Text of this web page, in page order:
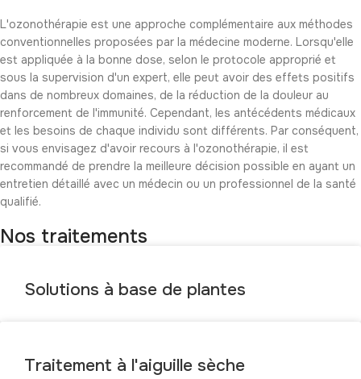
L'ozonothérapie est une approche complémentaire aux méthodes
conventionnelles proposées par la médecine moderne. Lorsqu'elle
est appliquée à la bonne dose, selon le protocole approprié et
sous la supervision d'un expert, elle peut avoir des effets positifs
dans de nombreux domaines, de la réduction de la douleur au
renforcement de l'immunité. Cependant, les antécédents médicaux
et les besoins de chaque individu sont différents. Par conséquent,
si vous envisagez d'avoir recours à l'ozonothérapie, il est
recommandé de prendre la meilleure décision possible en ayant un
entretien détaillé avec un médecin ou un professionnel de la santé
qualifié.
Nos traitements
Solutions à base de plantes
Traitement à l'aiguille sèche